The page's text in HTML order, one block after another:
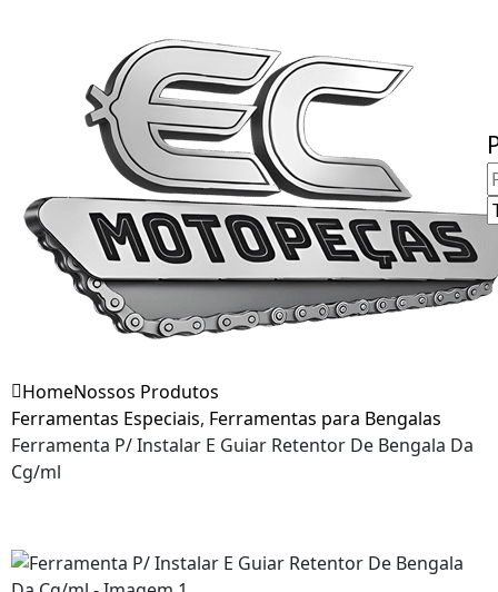
HomeNossos Produtos
Ferramentas Especiais, Ferramentas para Bengalas
Ferramenta P/ Instalar E Guiar Retentor De Bengala Da
Cg/ml